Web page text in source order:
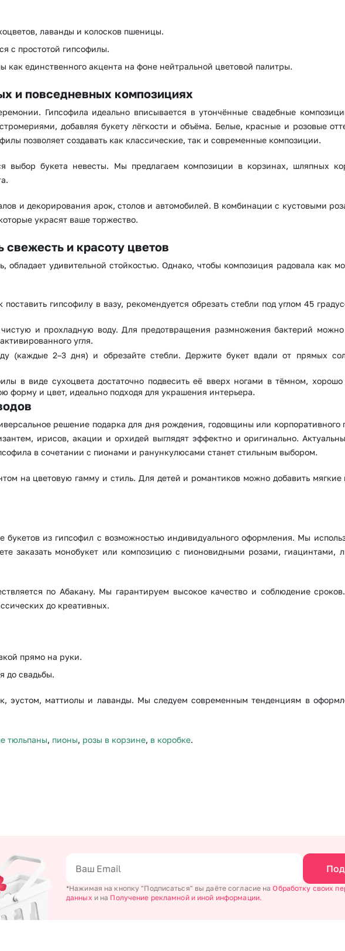
из популярных
Новгород
Самара
Уфа
Екатеринбург
Омск
Воронеж
лаванды и колосков пшеницы.
с простотой гипсофилы.
как единственного акцента на фоне нейтральной цветовой палитры.
и повседневных композициях
Гипсофила идеально вписывается в утончённые свадебные
добавляя букету лёгкости и объёма. Белые, красные и розовые
позволяет создавать как классические, так и современные композиции.
выбор букета невесты. Мы предлагаем композиции в корзинах, шляпных
и декорирования арок, столов и автомобилей. В комбинации с кустовыми
украсят ваше торжество.
свежесть и красоту цветов
удивительной стойкостью. Однако, чтобы композиция радовала как
гипсофилу в вазу, рекомендуется обрезать стебли под углом 45
чистую и прохладную воду. Для предотвращения размножения бактерий
угля.
(каждые 2–3 дня) и обрезайте стебли. Держите букет вдали от прямых
в виде сухоцвета достаточно подвесить её вверх ногами в тёмном, хорошо
форму и цвет, идеально подходя для украшения интерьера.
решение подарка для дня рождения, годовщины или
ирисов, акации и орхидей выглядят эффектно и оригинально.
в сочетании с пионами и ранункулюсами станет стильным выбором.
на цветовую гамму и стиль. Для детей и романтиков можно добавить
букетов из гипсофил с возможностью индивидуального оформления. Мы
заказать монобукет или композицию с пионовидными розами, гиацинтами,
по Абакану. Мы гарантируем высокое качество и соблюдение
до креативных.
прямо на руки.
до свадьбы.
эустом, маттиолы и лаванды. Мы следуем современным тенденциям в
тюльпаны, пионы, розы в корзине, в коробке.
*Нажимая на кнопку "Подписаться" вы даёте согласие наОбработку своих
данных и на Получение рекламной и иной информации.